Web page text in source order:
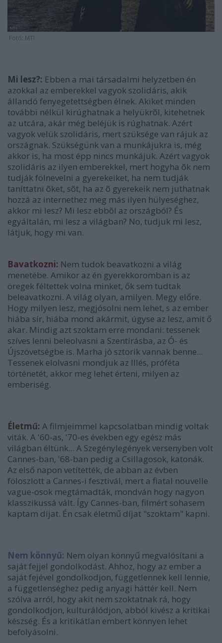
Fotó: MTI
Mi lesz?: Ebben a mai társadalmi helyzetben én
azokkal az emberekkel vagyok szolidáris, akik
állandó fenyegetettségben élnek. Akiket minden
további nélkül kirúghatnak a helyükrõl, kitehetnek
az utcára, akár még beléjük is rúghatnak. Azért
vagyok velük szolidáris, mert szüksége van rájuk az
országnak. Szükségünk van a munkájukra is, még
akkor is, ha most épp nincs munkájuk. Azért vagyok
szolidáris az ilyen emberekkel, mert hogyha õk nem
tudják fölnevelni a gyerekeiket, ha nem tudják
taníttatni õket, sõt, ha az õ gyerekeik nem juthatnak
hozzá az internethez meg más ilyen hülyeséghez,
akkor mi lesz? Mi lesz ebbõl az országból? És
egyáltalán, mi lesz a világban? No, tudjuk mi lesz,
látjuk, hogy mi van.
Bavatkozni: Nem tudok beavatkozni a világ
menetébe. Amikor az én gyerekkoromban is az
öregek féltettek volna minket, ők sem tudtak
beleavatkozni. A világ olyan, amilyen. Megy előre.
Hogy milyen lesz, megjósolni nem lehet, s az ember
hiába sír, hiába mond akármit, úgyse az lesz, amit ő
akar. Mindig azt szoktam erre mondani: tessenek
szíves lenni beleolvasni a Szentírásba, az Ó- és
Újszövetségbe is. Marha jó sztorik vannak benne...
Tessenek elolvasni mondjuk az Illés, próféta
történetét, akkor meg lehet érteni, milyen az
emberiség.
Életmű: A filmjeimmel kapcsolatban mindig voltak
viták. A '60-as, '70-es években egy egész más
világban éltünk... A Szegénylegények versenyben volt
Cannes-ban, '68-ban pedig a Csillagosok, katonák.
Az első napon vetítették, de abban az évben
föloszlott a Cannes-i fesztivál, mert a fiatal nouvelle
vague-osok megtámadták, mondván hogy nagyon
klasszikussá vált. Így Cannes-ban, filmért sohasem
kaptam díjat. Én csak életmű díjat "szoktam" kapni.
Nem könnyű: Nem olyan könnyű megvalósítani a
saját fejjel gondolkodást. Ahhoz, hogy az ember a
saját fejével gondolkodjon, függetlennek kell lennie,
a függetlenséghez pedig anyagi háttér kell. Nem
szólva arról, hogy akit nem szoktatnak rá, hogy
gondolkodjon, kulturálódjon, abból kivész a kritikai
készség. És a kritikátlan embert könnyen lehet
befolyásolni.